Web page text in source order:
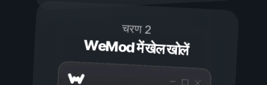
चरण 2
WeMod में खेल खोलें